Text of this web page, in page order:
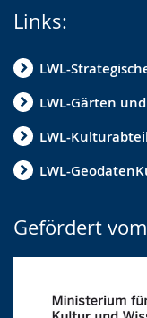
Links:
LWL-
LWL-Gärten
LWL-
LWL-
Gefördert